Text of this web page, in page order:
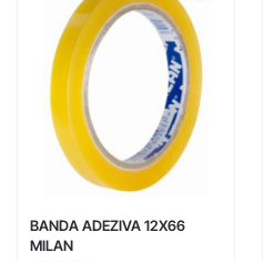
BANDA ADEZIVA 12X66
MILAN